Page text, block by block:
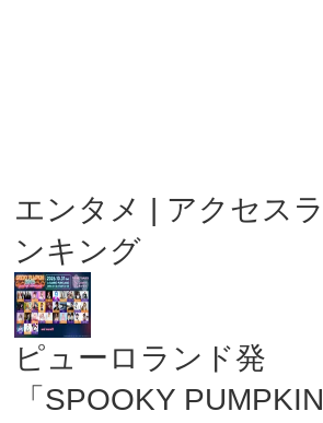
エンタメ | アクセスラ
ンキング
ピューロランド発
「SPOOKY PUMPKIN